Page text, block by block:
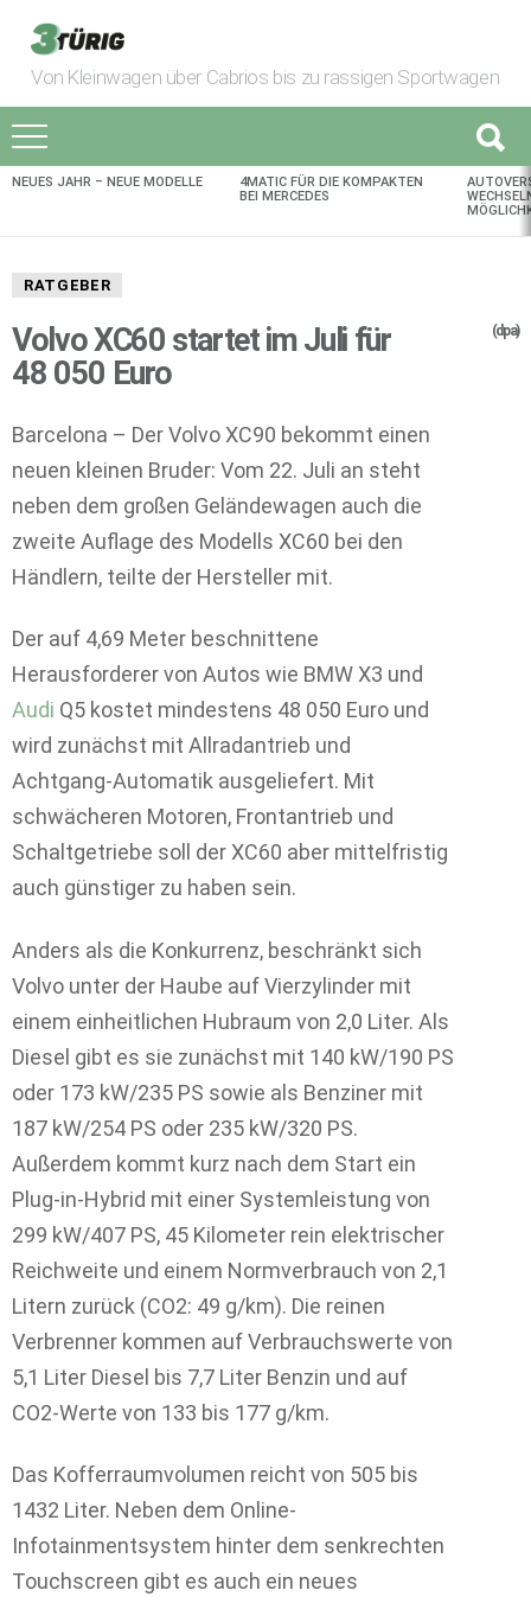
Von Kleinwagen über Cabrios bis zu rassigen Sportwagen
AKTUELLES
NEUES JAHR – NEUE MODELLE
4MATIC FÜR DIE KOMPAKTEN
BEI MERCEDES
RATGEBER
Volvo XC60 startet im Juli für
48 050 Euro
(dpa)
Barcelona – Der Volvo XC90 bekommt einen
neuen kleinen Bruder: Vom 22. Juli an steht
neben dem großen Geländewagen auch die
zweite Auflage des Modells XC60 bei den
Händlern, teilte der Hersteller mit.
Der auf 4,69 Meter beschnittene
Herausforderer von Autos wie BMW X3 und
Audi Q5 kostet mindestens 48 050 Euro und
wird zunächst mit Allradantrieb und
Achtgang-Automatik ausgeliefert. Mit
schwächeren Motoren, Frontantrieb und
Schaltgetriebe soll der XC60 aber mittelfristig
auch günstiger zu haben sein.
Anders als die Konkurrenz, beschränkt sich
Volvo unter der Haube auf Vierzylinder mit
einem einheitlichen Hubraum von 2,0 Liter. Als
Diesel gibt es sie zunächst mit 140 kW/190 PS
oder 173 kW/235 PS sowie als Benziner mit
187 kW/254 PS oder 235 kW/320 PS.
Außerdem kommt kurz nach dem Start ein
Plug-in-Hybrid mit einer Systemleistung von
299 kW/407 PS, 45 Kilometer rein elektrischer
Reichweite und einem Normverbrauch von 2,1
Litern zurück (CO2: 49 g/km). Die reinen
Verbrenner kommen auf Verbrauchswerte von
5,1 Liter Diesel bis 7,7 Liter Benzin und auf
CO2-Werte von 133 bis 177 g/km.
Das Kofferraumvolumen reicht von 505 bis
1432 Liter. Neben dem Online-
Infotainmentsystem hinter dem senkrechten
Touchscreen gibt es auch ein neues